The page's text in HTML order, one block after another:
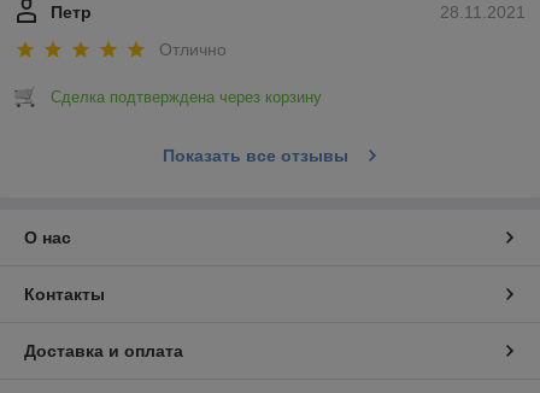
28.11.2021
Петр
Отлично
Сделка подтверждена через корзину
Показать все отзывы
О нас
Контакты
Доставка и оплата